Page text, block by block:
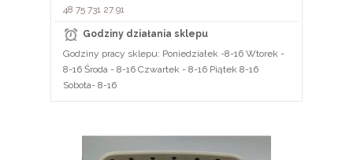
48 75 731 27 91
Godziny działania sklepu
Godziny pracy sklepu: Poniedziałek -8-16 Wtorek -
8-16 Środa - 8-16 Czwartek - 8-16 Piątek 8-16
Sobota- 8-16